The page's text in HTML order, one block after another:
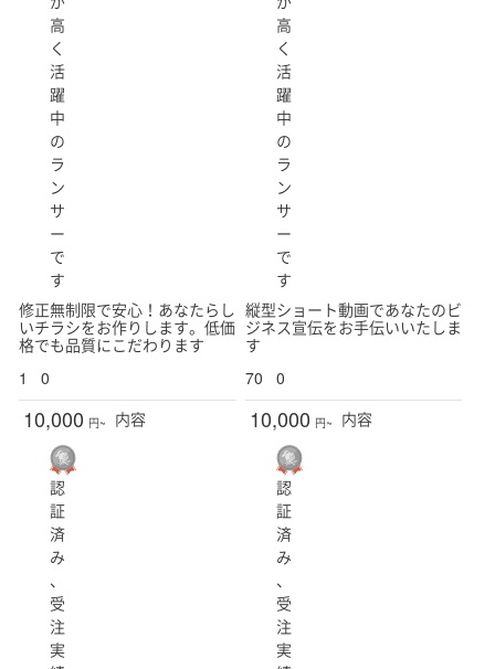
高
く
活
躍
中
の
ラ
ン
サ
ー
で
す
修正無制限で安心！あなたらし
いチラシをお作りします。低価
格でも品質にこだわります
1
0
10,000 円~ 内容
高
く
活
躍
中
の
ラ
ン
サ
ー
で
す
縦型ショート動画であなたのビ
ジネス宣伝をお手伝いいたしま
す
70
0
10,000 円~ 内容
認
証
済
み
、
受
注
実
認
証
済
み
、
受
注
実